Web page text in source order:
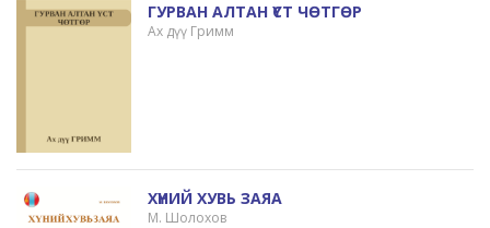
ГУРВАН АЛТАН ҮСТ ЧӨТГӨР
Ах дүү Гримм
ХҮНИЙ ХУВЬ ЗАЯА
М. Шолохов